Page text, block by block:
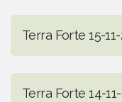
Terra Forte 15-
Terra Forte 14-